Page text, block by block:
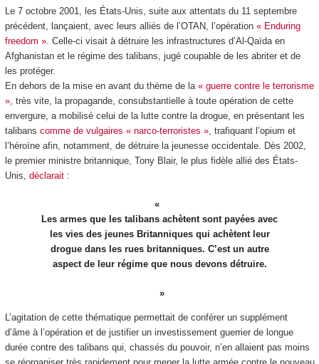
Le 7 octobre 2001, les États-Unis, suite aux attentats du 11 septembre
précédent, lançaient, avec leurs alliés de l’OTAN, l’opération « Enduring
freedom ». Celle-ci visait à détruire les infrastructures d’Al-Qaïda en
Afghanistan et le régime des talibans, jugé coupable de les abriter et de
les protéger.
En dehors de la mise en avant du thème de la « guerre contre le terrorisme
», très vite, la propagande, consubstantielle à toute opération de cette
envergure, a mobilisé celui de la lutte contre la drogue, en présentant les
talibans comme de vulgaires « narco-terroristes », trafiquant l’opium et
l’héroïne afin, notamment, de détruire la jeunesse occidentale. Dès 2002,
le premier ministre britannique, Tony Blair, le plus fidèle allié des États-
Unis, déclarait:
Les armes que les talibans achètent sont payées avec
les vies des jeunes Britanniques qui achètent leur
drogue dans les rues britanniques. C’est un autre
aspect de leur régime que nous devons détruire.
L’agitation de cette thématique permettait de conférer un supplément
d’âme à l’opération et de justifier un investissement guerrier de longue
durée contre des talibans qui, chassés du pouvoir, n’en allaient pas moins